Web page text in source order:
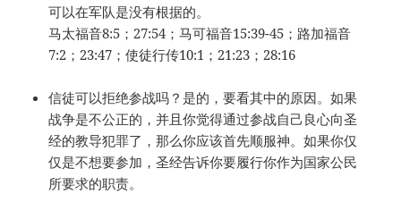
可以在军队是没有根据的。
马太福音8:5；27:54；马可福音15:39-45；路加福音
7:2；23:47；使徒行传10:1；21:23；28:16
信徒可以拒绝参战吗？是的，要看其中的原因。如果
战争是不公正的，并且你觉得通过参战自己良心向圣
经的教导犯罪了，那么你应该首先顺服神。如果你仅
仅是不想要参加，圣经告诉你要履行你作为国家公民
所要求的职责。